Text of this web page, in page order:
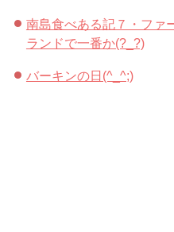
南島食べある記７・ファ
ランドで一番か(?_?)
バーキンの日(^_^;)